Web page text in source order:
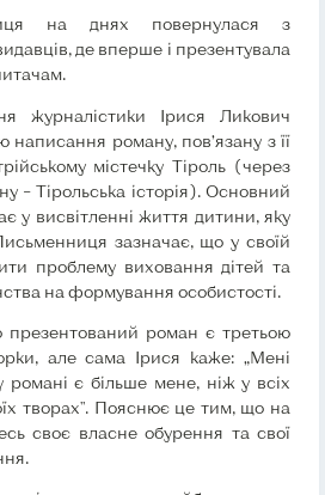
на днях повернулася з
де вперше і презентувала
журналістики Ірися Ликович
написання роману, пов’язану з її
містечку Тіроль (через
– Тірольська історія). Основний
у висвітленні життя дитини, яку
зазначає, що у своїй
проблему виховання дітей та
на формування особистості.
презентований роман є третьою
але сама Ірися каже: „Мені
романі є більше мене, ніж у всіх
творах". Пояснює це тим, що на
своє власне обурення та свої